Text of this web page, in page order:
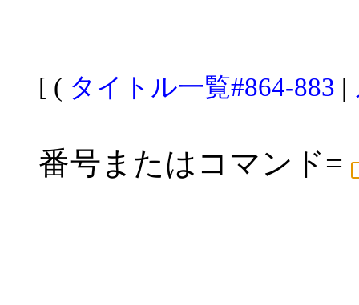
[ ( タイトル一覧#864-883 |
番号またはコマンド=